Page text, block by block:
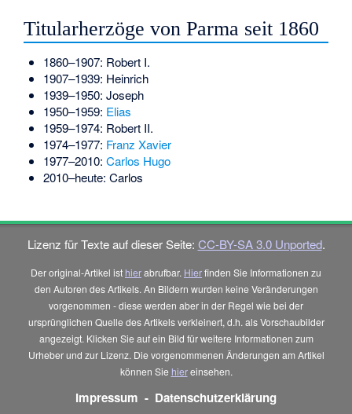
Titularherzöge von Parma seit 1860
1860–1907: Robert I.
1907–1939: Heinrich
1939–1950: Joseph
1950–1959: Elias
1959–1974: Robert II.
1974–1977: Franz Xavier
1977–2010: Carlos Hugo
2010–heute: Carlos
Lizenz für Texte auf dieser Seite: CC-BY-SA 3.0 Unported.
Der original-Artikel ist hierabrufbar. Hierfinden Sie Informationen zu
den Autoren des Artikels. An Bildern wurden keine Veränderungen
vorgenommen - diese werden aber in der Regel wie bei der
ursprünglichen Quelle des Artikels verkleinert, d.h. als Vorschaubilder
angezeigt. Klicken Sie auf ein Bild für weitere Informationen zum
Urheber und zur Lizenz. Die vorgenommenen Änderungen am Artikel
können Sie hiereinsehen.
Impressum - Datenschutzerklärung